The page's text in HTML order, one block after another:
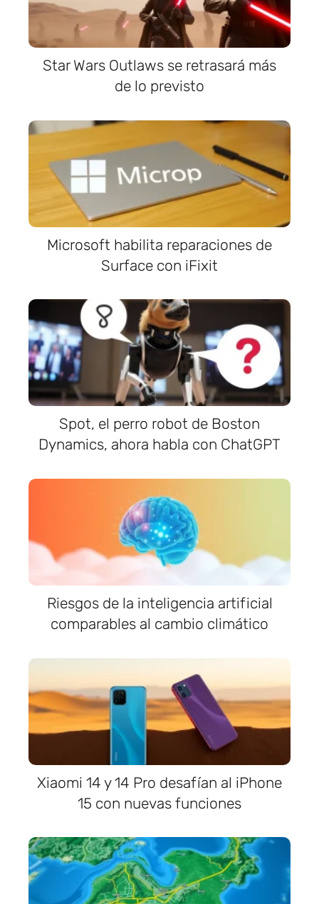
Star Wars Outlaws se retrasará más
de lo previsto
Microsoft habilita reparaciones de
Surface con iFixit
Spot, el perro robot de Boston
Dynamics, ahora habla con ChatGPT
Riesgos de la inteligencia artificial
comparables al cambio climático
Xiaomi 14 y 14 Pro desafían al iPhone
15 con nuevas funciones